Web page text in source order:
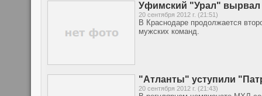
Уфимский "Урал" вырвал
20 сентября 2012 г. (21:51)
В Краснодаре продолжается
мужских команд.
"Атланты" уступили
20 сентября 2012 г. (21:43)